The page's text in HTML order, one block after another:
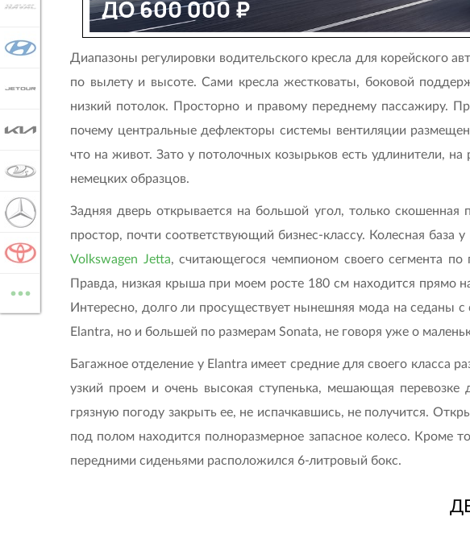
Диапазоны регулировки водительского кресла для корейского
по вылету и высоте. Сами кресла жестковаты, боковой
низкий потолок. Просторно и правому переднему пассажиру.
почему центральные дефлекторы системы вентиляции
что на живот. Зато у потолочных козырьков есть удлинители, на
немецких образцов.
Задняя дверь открывается на большой угол, только скошенная
простор, почти соответствующий бизнес-классу. Колесная
Volkswagen Jetta, считающегося чемпионом своего сегмента
Правда, низкая крыша при моем росте 180 см находится прямо
Интересно, долго ли просуществует нынешняя мода на седаны с
Elantra, но и большей по размерам Sonata, не говоря уже о
Багажное отделение у Elantra имеет средние для своего класса
узкий проем и очень высокая ступенька, мешающая
грязную погоду закрыть ее, не испачкавшись, не получится.
под полом находится полноразмерное запасное колесо. Кроме
передними сиденьями расположился 6-литровый бокс.
JETOUR
MERCEDES-BENZ
TOYOTA
...